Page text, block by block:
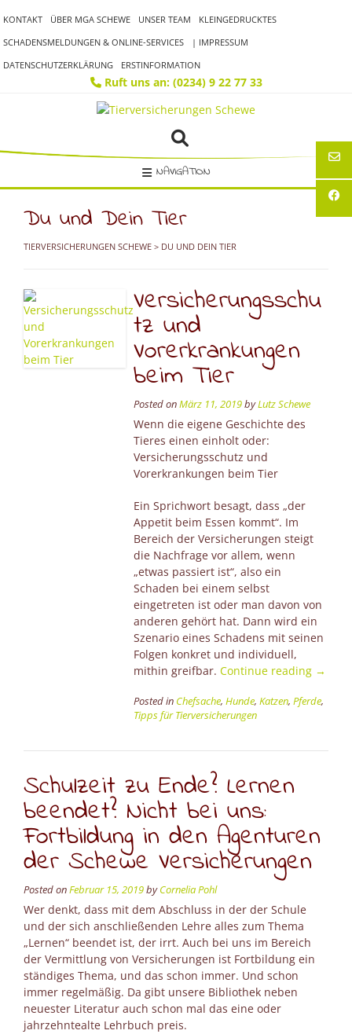
to
content
KONTAKT ÜBER MGA SCHEWE UNSER TEAM
KLEINGEDRUCKTES
SCHADENSMELDUNGEN & ONLINE-SERVICES
| IMPRESSUM
DATENSCHUTZERKLÄRUNG
ERSTINFORMATION
Ruft uns an: (0234) 9 22 77 33
NAVIGATION
Du und Dein Tier
TIERVERSICHERUNGEN SCHEWE > DU UND DEIN TIER
Versicherungsschu
tz und
Vorerkrankungen
beim Tier
Posted onMärz 11, 2019byLutz Schewe
Wenn die eigene Geschichte des
Tieres einen einholt oder:
Versicherungsschutz und
Vorerkrankungen beim Tier
Ein Sprichwort besagt, dass „der
Appetit beim Essen kommt“. Im
Bereich der Versicherungen steigt
die Nachfrage vor allem, wenn
„etwas passiert ist“, also ein
Schaden bei einem selbst
eingetreten ist oder man davon von
anderen gehört hat. Dann wird ein
Szenario eines Schadens mit seinen
Folgen konkret und individuell,
mithin greifbar. Continue reading →
Posted in Chefsache, Hunde, Katzen, Pferde,
Tipps für Tierversicherungen
Schulzeit zu Ende? Lernen
beendet? Nicht bei uns:
Fortbildung in den Agenturen
der Schewe Versicherungen
Posted onFebruar 15, 2019byCornelia Pohl
Wer denkt, dass mit dem Abschluss in der der Schule
und der sich anschließenden Lehre alles zum Thema
„Lernen“ beendet ist, der irrt. Auch bei uns im Bereich
der Vermittlung von Versicherungen ist Fortbildung ein
ständiges Thema, und das schon immer. Und schon
immer regelmäßig. Da gibt unsere Bibliothek neben
neuester Literatur auch schon mal das eine oder
jahrzehntealte Lehrbuch preis.